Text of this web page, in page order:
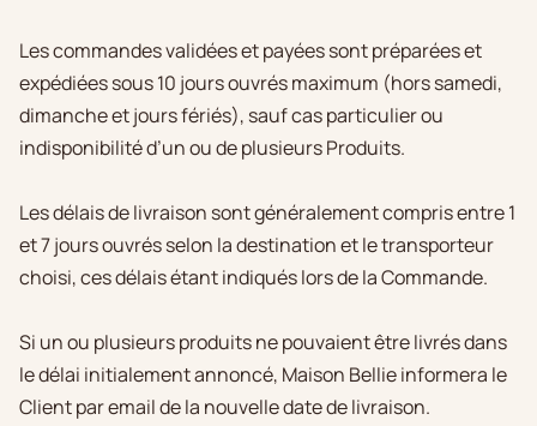
Les commandes validées et payées sont préparées et
expédiées sous 10 jours ouvrés maximum (hors samedi,
dimanche et jours fériés), sauf cas particulier ou
indisponibilité d’un ou de plusieurs Produits.
Les délais de livraison sont généralement compris entre 1
et 7 jours ouvrés selon la destination et le transporteur
choisi, ces délais étant indiqués lors de la Commande.
Si un ou plusieurs produits ne pouvaient être livrés dans
le délai initialement annoncé, Maison Bellie informera le
Client par email de la nouvelle date de livraison.